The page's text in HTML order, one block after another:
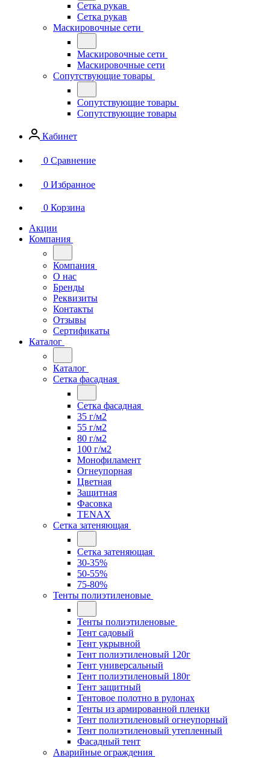
Сетка рукав
Сетка рукав
Маскировочные сети
Маскировочные сети
Маскировочные сети
Сопутствующие товары
Сопутствующие товары
Сопутствующие товары
Кабинет
0 Сравнение
0 Избранное
0 Корзина
Акции
Компания
Компания
О нас
Бренды
Реквизиты
Контакты
Отзывы
Сертификаты
Каталог
Каталог
Сетка фасадная
Сетка фасадная
35 г/м2
55 г/м2
80 г/м2
100 г/м2
Монофиламент
Огнеупорная
Цветная
Защитная
Фасовка
TENAX
Сетка затеняющая
Сетка затеняющая
30-35%
50-55%
75-80%
Тенты полиэтиленовые
Тенты полиэтиленовые
Тент садовый
Тент укрывной
Тент полиэтиленовый 120г
Тент универсальный
Тент полиэтиленовый 180г
Тент защитный
Тентовое полотно в рулонах
Тенты из армированной пленки
Тент полиэтиленовый огнеупорный
Тент полиэтиленовый утепленный
Фасадный тент
Аварийные ограждения